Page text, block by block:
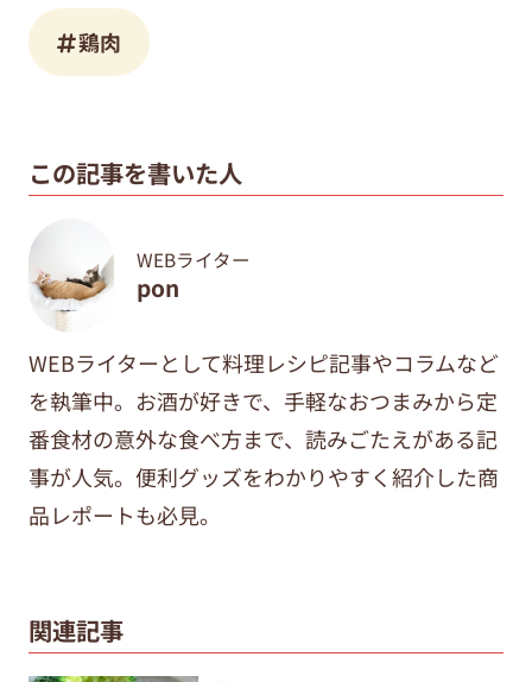
鶏肉
この記事を書いた人
WEBライター
pon
WEBライターとして料理レシピ記事やコラムなど
を執筆中。 お酒が好きで、手軽なおつまみから定
番食材の意外な食べ方まで、 読みごたえがある記
事が人気。便利グッズをわかりやすく紹介した商
品レポートも必見。
関連記事